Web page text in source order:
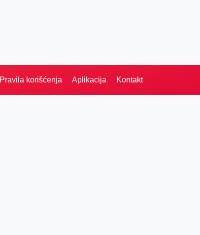
Pravila korišćenja Aplikacija Kontakt